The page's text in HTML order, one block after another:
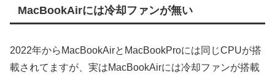
MacBookAirには冷却ファンが無い
2022年からMacBookAirとMacBookProには同じCPUが搭
載されてますが、実はMacBookAirには冷却ファンが搭載